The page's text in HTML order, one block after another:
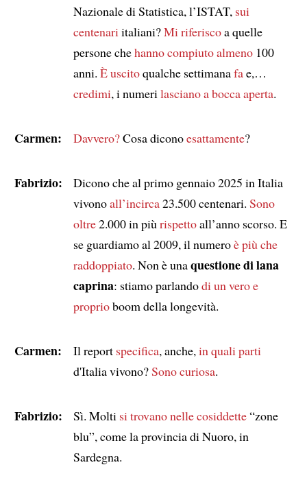
Nazionale di Statistica, l’ISTAT, sui
centenari italiani?Mi riferiscoa quelle
persone chehanno compiutoalmeno100
anni. È uscitoqualche settimanafae,…
credimi, i numeri lasciano a bocca aperta.
Carmen: Davvero?Cosa diconoesattamente?
Fabrizio:
Dicono che al primo gennaio 2025 in Italia
vivonoall’incirca23.500 centenari. Sono
oltre2.000 in più rispettoall’anno scorso. E
se guardiamo al 2009, il numeroè più che
raddoppiato. Non è unaquestione di lana
caprina: stiamo parlandodi un vero e
proprioboom della longevità.
Carmen: Il report specifica, anche, in quali parti
d'Italia vivono?Sono curiosa.
Fabrizio: Sì. Molti si trovanonelle cosiddette“zone
blu”, come la provincia di Nuoro, in
Sardegna.